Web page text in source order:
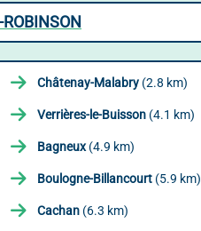
Châtenay-Malabry(2.8 km)
Verrières-le-Buisson(4.1 km)
Bagneux(4.9 km)
Boulogne-Billancourt(5.9 km)
Cachan(6.3 km)